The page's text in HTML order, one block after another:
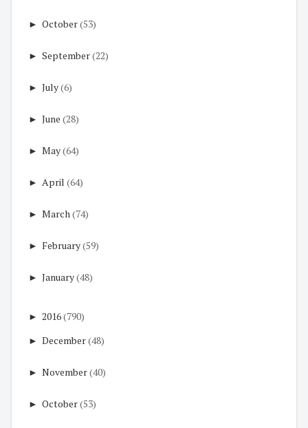
► October(53)
► September(22)
► July(6)
► June (28)
► May(64)
► April (64)
► March(74)
► February(59)
► January(48)
► 2016(790)
► December(48)
► November(40)
► October(53)